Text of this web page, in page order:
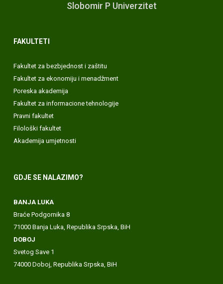
Slobomir P Univerzitet
FAKULTETI
Fakultet za bezbjednost i zaštitu
Fakultet za ekonomiju i menadžment
Poreska akademija
Fakultet za informacione tehnologije
Pravni fakultet
Filološki fakultet
Akademija umjetnosti
GDJE SE NALAZIMO?
BANJA LUKA
Braće Podgornika 8
71000 Banja Luka, Republika Srpska, BiH
DOBOJ
Svetog Save 1
74000 Doboj, Republika Srpska, BiH